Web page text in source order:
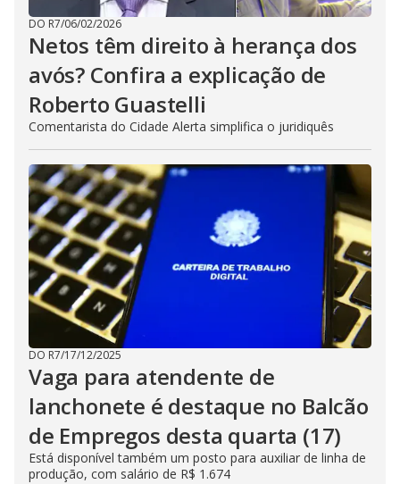
DO R7/06/02/2026
Netos têm direito à herança dos
avós? Confira a explicação de
Roberto Guastelli
Comentarista do Cidade Alerta simplifica o juridiquês
DO R7/17/12/2025
Vaga para atendente de
lanchonete é destaque no Balcão
de Empregos desta quarta (17)
Está disponível também um posto para auxiliar de linha de
produção, com salário de R$ 1.674